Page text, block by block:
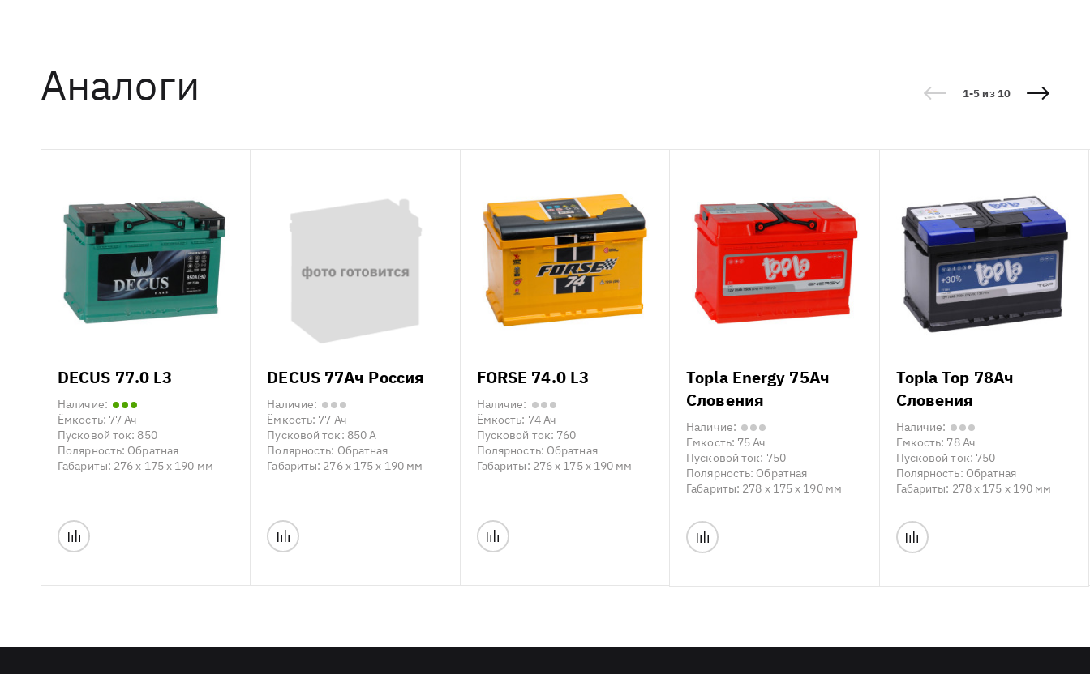
Аналоги 1-5 из 10
DECUS 77.0 L3
Наличие:
Ёмкость: 77 Ач
Пусковой ток: 850
Полярность: Обратная
Габариты: 276 x 175 x 190 мм
DECUS 77Ач Россия
Наличие:
Ёмкость: 77 Ач
Пусковой ток: 850 А
Полярность: Обратная
Габариты: 276 x 175 x 190 мм
FORSE 74.0 L3
Наличие:
Ёмкость: 74 Ач
Пусковой ток: 760
Полярность: Обратная
Габариты: 276 x 175 x 190 мм
Topla Energy 75Ач
Словения
Наличие:
Ёмкость: 75 Ач
Пусковой ток: 750
Полярность: Обратная
Габариты: 278 x 175 x 190 мм
Topla Top 78Ач
Словения
Наличие:
Ёмкость: 78 Ач
Пусковой ток: 750
Полярность: Обратная
Габариты: 278 x 175 x 190 мм